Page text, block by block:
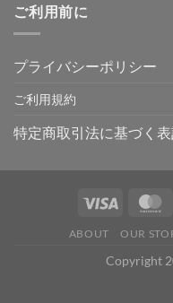
IN
案
内
ご利用前に
プライバシーポリシー
ご利用規約
特定商取引法に基づく表
ABOUT OUR
Copyright